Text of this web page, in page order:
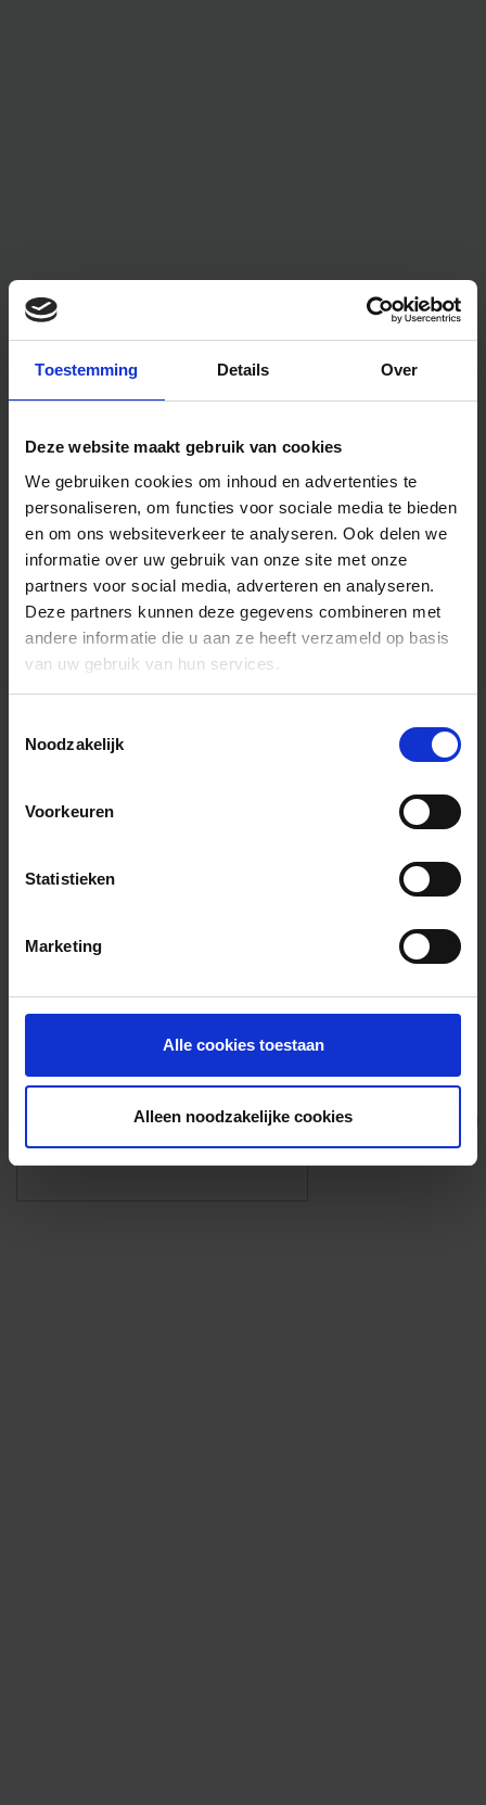
Toestemming Details Over
Deze website maakt gebruik van cookies
We gebruiken cookies om inhoud en advertenties te
personaliseren, om functies voor sociale media te bieden
en om ons websiteverkeer te analyseren. Ook delen we
informatie over uw gebruik van onze site met onze
partners voor social media, adverteren en analyseren.
Deze partners kunnen deze gegevens combineren met
andere informatie die u aan ze heeft verzameld op basis
van uw gebruik van hun services.
Noodzakelijk
Voorkeuren
Statistieken
Marketing
Alle cookies toestaan
Alleen noodzakelijke cookies
Algemene informatie
Foto’s ({{photos.length}})
Eigen foto’s